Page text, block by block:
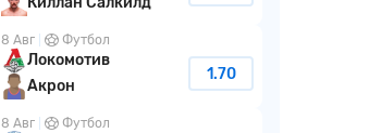
8 Авг Футбол
Локомотив
Акрон
1.70
8 Авг Футбол